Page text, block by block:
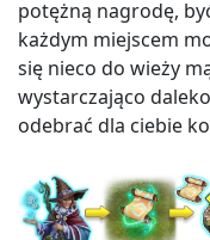
potężną nagrodę,
każdym miejscem
się nieco do wieży
wystarczająco
odebrać dla ciebie